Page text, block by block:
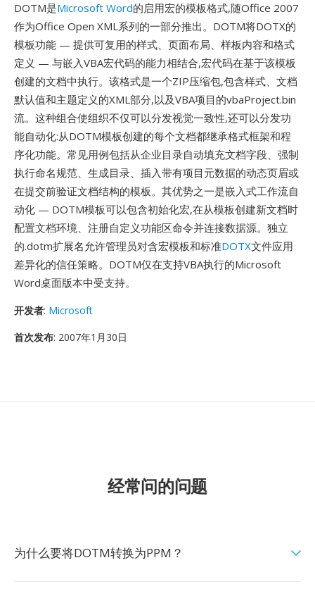
DOTM是Microsoft Word的启用宏的模板格式,随Office 2007
作为Office Open XML系列的一部分推出。DOTM将DOTX的
模板功能 — 提供可复用的样式、页面布局、样板内容和格式
定义 — 与嵌入VBA宏代码的能力相结合,宏代码在基于该模板
创建的文档中执行。该格式是一个ZIP压缩包,包含样式、文档
默认值和主题定义的XML部分,以及VBA项目的vbaProject.bin
流。这种组合使组织不仅可以分发视觉一致性,还可以分发功
能自动化:从DOTM模板创建的每个文档都继承格式框架和程
序化功能。常见用例包括从企业目录自动填充文档字段、强制
执行命名规范、生成目录、插入带有项目元数据的动态页眉或
在提交前验证文档结构的模板。其优势之一是嵌入式工作流自
动化 — DOTM模板可以包含初始化宏,在从模板创建新文档时
配置文档环境、注册自定义功能区命令并连接数据源。独立
的.dotm扩展名允许管理员对含宏模板和标准DOTX文件应用
差异化的信任策略。DOTM仅在支持VBA执行的Microsoft
Word桌面版本中受支持。
开发者: Microsoft
首次发布: 2007年1月30日
经常问的问题
为什么要将DOTM转换为PPM？